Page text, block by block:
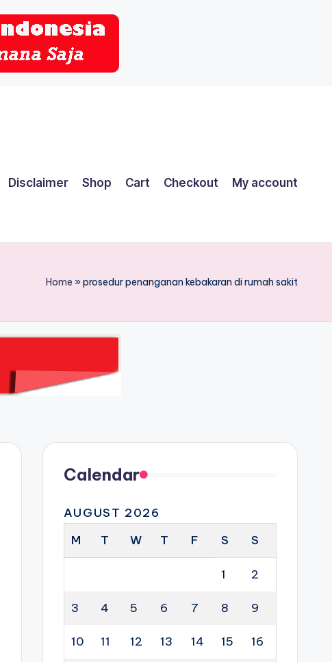
Disclaimer Shop Cart Checkout My account
Home »prosedur penanganan kebakaran di rumah sakit
Calendar
AUGUST 2026
M
T W T F S S
1 2
3 4 5 6 7 8 9
10 11 12 13 14 15 16